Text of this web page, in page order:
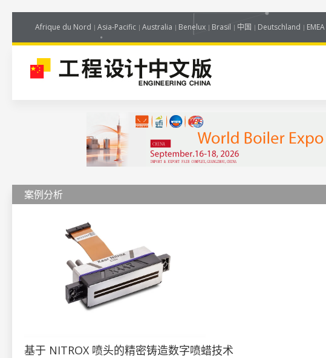
Afrique du Nord Asia-Pacific Australia Benelux Brasil 中国 Deutschland EMEA
案例分析
基于 NITROX 喷头的精密铸造数字喷蜡技术